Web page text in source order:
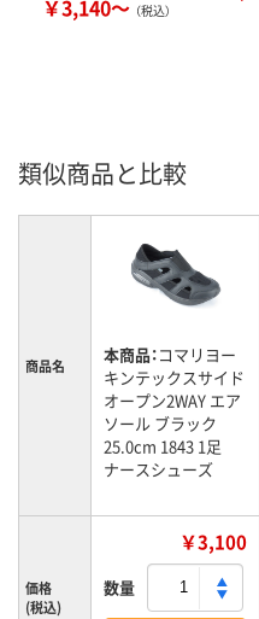
￥3,140～ （税込）
類似商品と比較
商品名 本商品：コマリヨー
キンテックスサイド
オープン2WAY エア
ソール ブラック
25.0cm 1843 1足
ナースシューズ
価格
(税込)
￥3,100
数量